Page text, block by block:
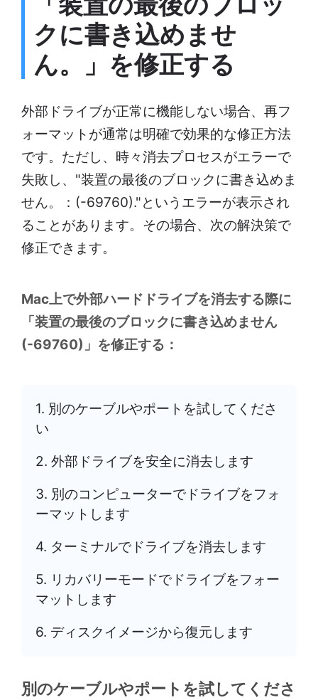
クに書き込めませ
ん。」を修正する
外部ドライブが正常に機能しない場合、再フ
ォーマットが通常は明確で効果的な修正方法
です。ただし、時々消去プロセスがエラーで
失敗し、"装置の最後のブロックに書き込めま
せん。：(-69760)."というエラーが表示され
ることがあります。その場合、次の解決策で
修正できます。
Mac上で外部ハードドライブを消去する際に
「装置の最後のブロックに書き込めません
(-69760)」を修正する：
1. 別のケーブルやポートを試してくださ
い
2. 外部ドライブを安全に消去します
3. 別のコンピューターでドライブをフォ
ーマットします
4. ターミナルでドライブを消去します
5. リカバリーモードでドライブをフォー
マットします
6. ディスクイメージから復元します
別のケーブルやポートを試してくださ